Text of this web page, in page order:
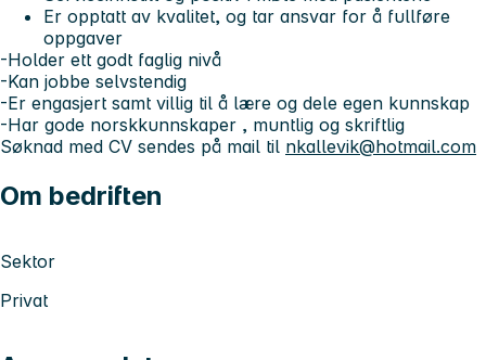
Er opptatt av kvalitet, og tar ansvar for å fullføre
oppgaver
-Holder ett godt faglig nivå
-Kan jobbe selvstendig
-Er engasjert samt villig til å lære og dele egen kunnskap
-Har gode norskkunnskaper , muntlig og skriftlig
Søknad med CV sendes på mail til nkallevik@hotmail.com
Om bedriften
Sektor
Privat